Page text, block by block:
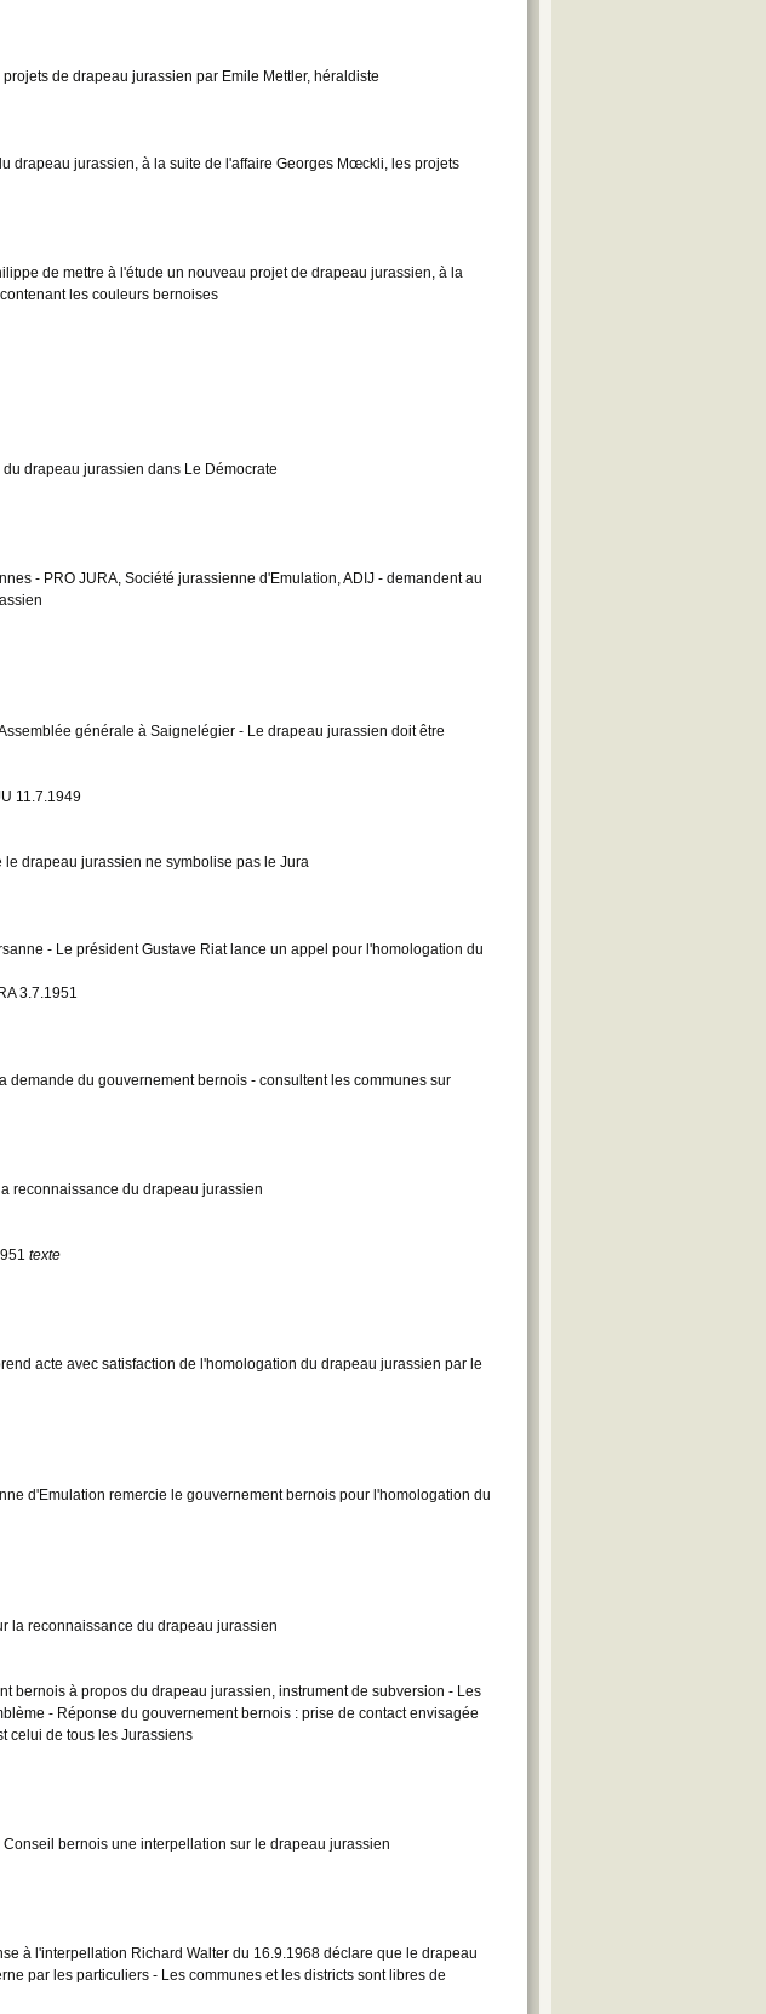
de drapeau jurassien par Emile Mettler, héraldiste
drapeau jurassien, à la suite de l'affaire Georges Mœckli, les projets
de mettre à l'étude un nouveau projet de drapeau jurassien, à la
les couleurs bernoises
drapeau jurassien dans Le Démocrate
- PRO JURA, Société jurassienne d'Emulation, ADIJ - demandent au
générale à Saignelégier - Le drapeau jurassien doit être
11.7.1949
drapeau jurassien ne symbolise pas le Jura
- Le président Gustave Riat lance un appel pour l'homologation du
3.7.1951
demande du gouvernement bernois - consultent les communes sur
reconnaissance du drapeau jurassien
texte
acte avec satisfaction de l'homologation du drapeau jurassien par le
d'Emulation remercie le gouvernement bernois pour l'homologation du
la reconnaissance du drapeau jurassien
bernois à propos du drapeau jurassien, instrument de subversion - Les
- Réponse du gouvernement bernois : prise de contact envisagée
celui de tous les Jurassiens
bernois une interpellation sur le drapeau jurassien
à l'interpellation Richard Walter du 16.9.1968 déclare que le drapeau
par les particuliers - Les communes et les districts sont libres de